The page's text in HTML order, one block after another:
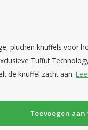
pluchen knuffels voor
Tuffut
de knuffel zacht aan.
Toevoegen